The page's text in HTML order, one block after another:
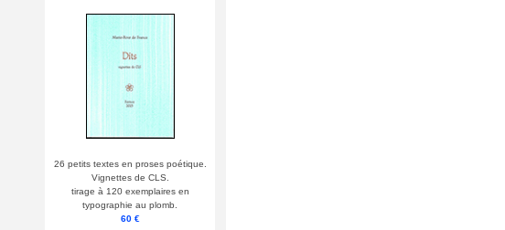
26 petits textes en proses poétique.
Vignettes de CLS.
tirage à 120 exemplaires en
typographie au plomb.
60 €